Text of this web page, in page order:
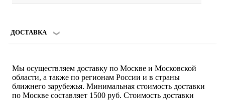
ДОСТАВКА
Мы осуществляем доставку по Москве и Московской
области, а также по регионам России и в страны
ближнего зарубежья. Минимальная стоимость доставки
по Москве составляет 1500 руб. Стоимость доставки